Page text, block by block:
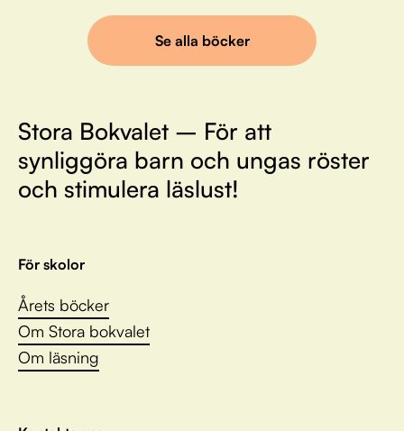
Se alla böcker
Stora Bokvalet – För att
synliggöra barn och ungas röster
och stimulera läslust!
För skolor
Årets böcker
Om Stora bokvalet
Om läsning